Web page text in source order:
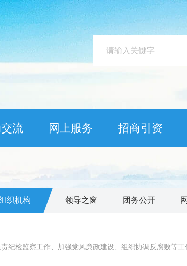
流 网上服务 招商引资
织机构 领导之窗 团务公开
纪检监察工作、加强党风廉政建设、组织协调反腐败等工